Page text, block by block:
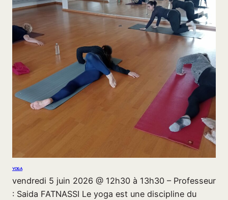
YOGA
vendredi 5 juin 2026 @ 12h30 à 13h30 – Professeur
: Saida FATNASSI Le yoga est une discipline du